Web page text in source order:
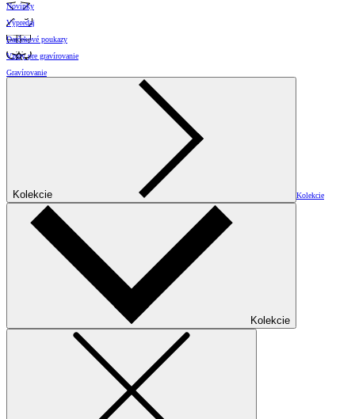
Novinky
Výpredaj
Darčekové poukazy
Vzory pre gravírovanie
Gravírovanie
Kolekcie Kolekcie
Kolekcie